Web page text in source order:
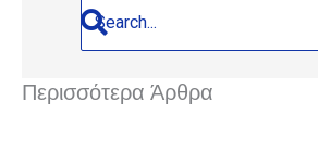
Περισσότερα Άρθρα